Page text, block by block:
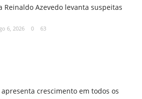
Reinaldo Azevedo levanta suspeitas
6, 2026 0 63
apresenta crescimento em todos os